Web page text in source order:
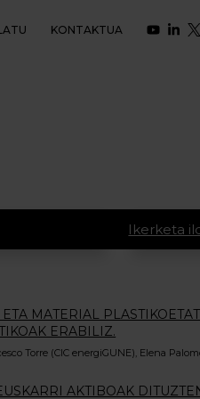
KONTAKTUA
Ikerketa
MATERIAL
ERABILIZ.
Torre (CIC energiGUNE), Elena
AKTIBOAK